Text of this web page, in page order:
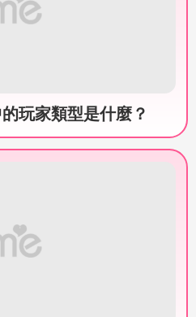
玩家類型是什麼？